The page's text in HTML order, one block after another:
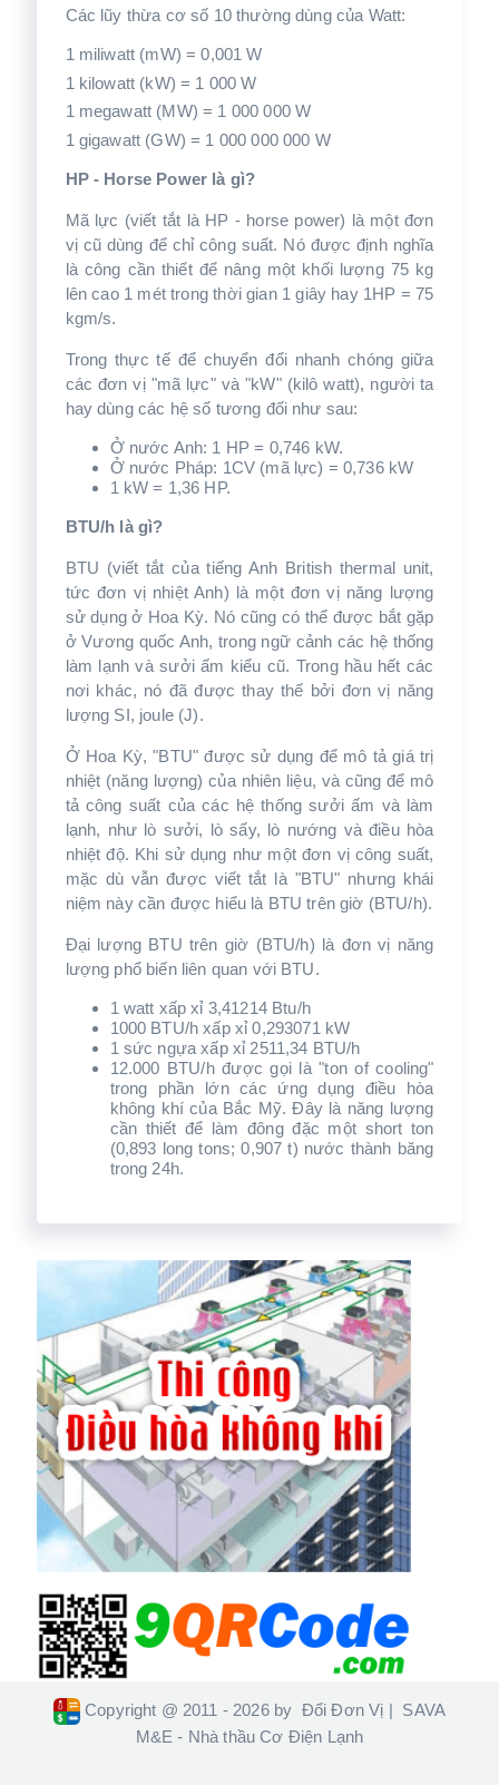
Các lũy thừa cơ số 10 thường dùng của Watt:
1 miliwatt (mW) = 0,001 W
1 kilowatt (kW) = 1 000 W
1 megawatt (MW) = 1 000 000 W
1 gigawatt (GW) = 1 000 000 000 W
HP - Horse Power là gì?
Mã lực (viết tắt là HP - horse power) là một đơn
vị cũ dùng để chỉ công suất. Nó được định nghĩa
là công cần thiết để nâng một khối lượng 75 kg
lên cao 1 mét trong thời gian 1 giây hay 1HP = 75
kgm/s.
Trong thực tế để chuyển đổi nhanh chóng giữa
các đơn vị "mã lực" và "kW" (kilô watt), người ta
hay dùng các hệ số tương đối như sau:
Ở nước Anh: 1 HP = 0,746 kW.
Ở nước Pháp: 1CV (mã lực) = 0,736 kW
1 kW = 1,36 HP.
BTU/h là gì?
BTU (viết tắt của tiếng Anh British thermal unit,
tức đơn vị nhiệt Anh) là một đơn vị năng lượng
sử dụng ở Hoa Kỳ. Nó cũng có thể được bắt gặp
ở Vương quốc Anh, trong ngữ cảnh các hệ thống
làm lạnh và sưởi ấm kiểu cũ. Trong hầu hết các
nơi khác, nó đã được thay thế bởi đơn vị năng
lượng SI, joule (J).
Ở Hoa Kỳ, "BTU" được sử dụng để mô tả giá trị
nhiệt (năng lượng) của nhiên liệu, và cũng để mô
tả công suất của các hệ thống sưởi ấm và làm
lạnh, như lò sưởi, lò sấy, lò nướng và điều hòa
nhiệt độ. Khi sử dụng như một đơn vị công suất,
mặc dù vẫn được viết tắt là "BTU" nhưng khái
niệm này cần được hiểu là BTU trên giờ (BTU/h).
Đại lượng BTU trên giờ (BTU/h) là đơn vị năng
lượng phổ biến liên quan với BTU.
1 watt xấp xỉ 3,41214 Btu/h
1000 BTU/h xấp xỉ 0,293071 kW
1 sức ngựa xấp xỉ 2511,34 BTU/h
12.000 BTU/h được gọi là "ton of cooling"
trong phần lớn các ứng dụng điều hòa
không khí của Bắc Mỹ. Đây là năng lượng
cần thiết để làm đông đặc một short ton
(0,893 long tons; 0,907 t) nước thành băng
trong 24h.
Copyright @ 2011 - 2026 by Đổi Đơn Vị | SAVA
M&E - Nhà thầu Cơ Điện Lạnh